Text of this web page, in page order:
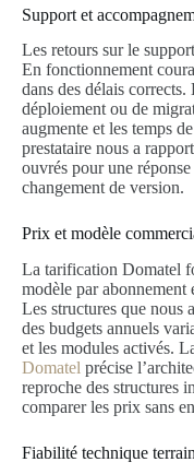
Support et
Les retours sur le
En fonctionnement
dans des délais corrects.
déploiement ou de
augmente et les temps
prestataire nous a
ouvrés pour une
changement de version.
Prix et modèle
La tarification Domatel
modèle par abonnement
Les structures que nous
des budgets annuels
et les modules activés.
Domatel précise
reproche des structures
comparer les prix sans
Fiabilité technique